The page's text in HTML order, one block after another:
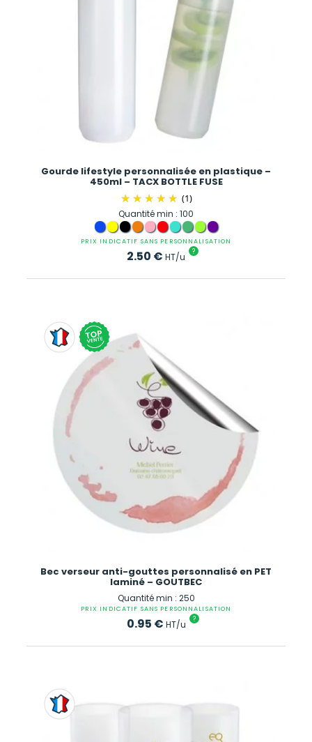
Gourde lifestyle personnalisée en plastique –
450ml – TACX BOTTLE FUSE
(1)
Quantité min : 100
PRIX INDICATIF SANS PERSONNALISATION
2.50 € HT/u ?
Bec verseur anti-gouttes personnalisé en PET
laminé – GOUTBEC
Quantité min : 250
PRIX INDICATIF SANS PERSONNALISATION
0.95 € HT/u ?